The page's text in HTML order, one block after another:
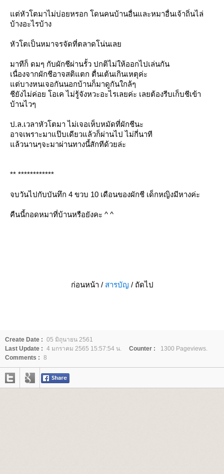
ต่หัวโตมาไม่บ่อยหรอก โดนคนบ้านอื่นและหมาอื่นเจ้าถิ่นไล่
บ้างอะไรบ้าง
หัวโตเป็นหมาจรจัดที่ตลาดโน่นเล
มาทีก็ ดมๆ กับผักชีผ่านรั้ว ปกติไม่ให้ออกไปเล่นกัน
เนื่องจากผักชีอาจสติแตก ตื่นเต้นเกินเหตุค่ะ
ต่บางหนเจอกันนอกบ้านก็มาดูกันใกล้ๆ
ชียังไม่ค่อย โอเค ไม่รู้จังหวะอะไรเลยค่ะ เลยต้องรีบเก็บชีเข้า
บ้านไวๆ
ป.ล.เวลาหัวโตมา ไม่เจอเห็บหมัดที่ผักชีนะ
อาจเพราะมาแป๊บเดียวแล้วก็ผ่านไป ไม่กี่นาที
ล้วนานๆจะมาผ่านทางนี้สักทีด้วยล่ะ
** ************
จบวันไปกับบันทึก 4 ขวบ 10 เดือนของผักชี เด็กหญิงมีหางค่ะ
คืนนี้กอดหมาที่บ้านหรือยังคะ ^ ^
ก่อนหน้า / สารบัญ / ถัดไป
Create Date : 05 มิถุนายน 2561
Last Update : 4 มกราคม 2565 15:57:54 น. Counter :
1300 Pageviews.
Comments : 8